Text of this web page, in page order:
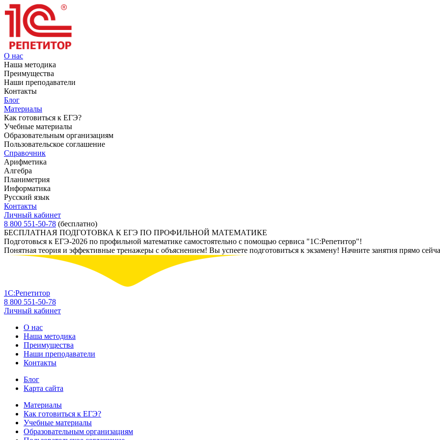
О нас
Наша методика
Преимущества
Наши преподаватели
Контакты
Блог
Материалы
Как готовиться к ЕГЭ?
Учебные материалы
Образовательным организациям
Пользовательское соглашение
Справочник
Арифметика
Алгебра
Планиметрия
Информатика
Русский язык
Контакты
Личный кабинет
8 800 551-50-78 (бесплатно)
БЕСПЛАТНАЯ ПОДГОТОВКА К ЕГЭ ПО ПРОФИЛЬНОЙ МАТЕМАТИКЕ
Подготовься к ЕГЭ-2026 по профильной математике самостоятельно с помощью сервиса "1С:Репетитор"!
Понятная теория и эффективные тренажеры с объяснением! Вы успеете подготовиться к экзамену! Начните занятия прямо
1С:Репетитор
8 800 551-50-78
Личный кабинет
О нас
Наша методика
Преимущества
Наши преподаватели
Контакты
Блог
Карта сайта
Материалы
Как готовиться к ЕГЭ?
Учебные материалы
Образовательным организациям